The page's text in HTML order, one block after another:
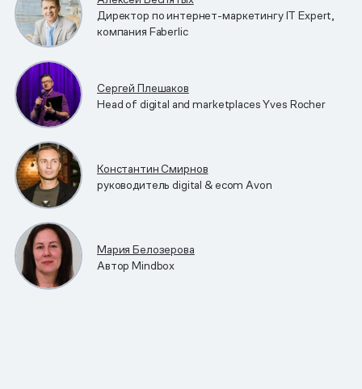
Директор по интернет-маркетингу IT Expert,
компания Faberlic
Сергей Плешаков
Head of digital and marketplaces Yves Rocher
Константин Смирнов
руководитель digital & ecom Avon
Мария Белозерова
Автор Mindbox